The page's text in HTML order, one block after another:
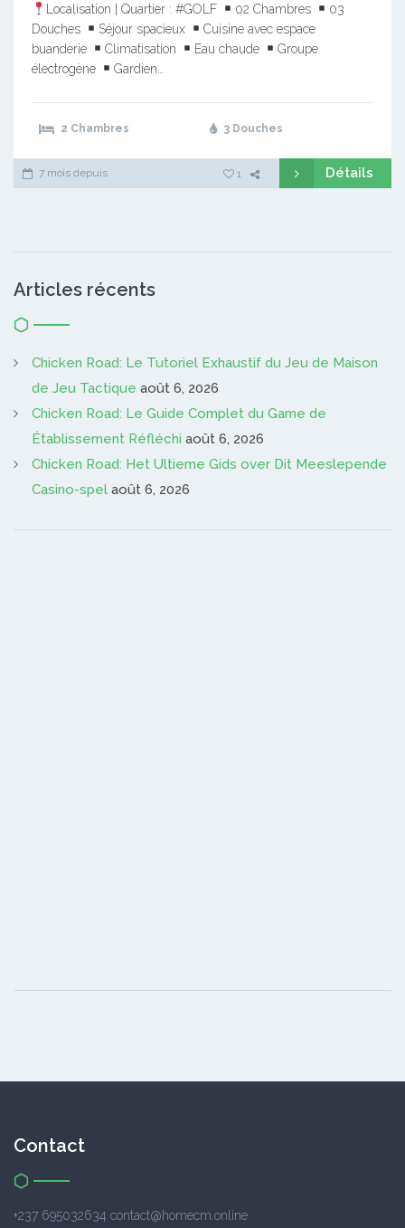
Localisation | Quartier : #GOLF
02 Chambres
03
Douches
Séjour spacieux
Cuisine avec espace
buanderie
Climatisation Eau chaude
Groupe
électrogène
Gardien…
2 Chambres 3 Douches
7 mois depuis 1 Détails
Articles récents
Chicken Road: Le Tutoriel Exhaustif du Jeu de Maison
de Jeu Tactique août 6, 2026
Chicken Road: Le Guide Complet du Game de
Établissement Réfléchi août 6, 2026
Chicken Road: Het Ultieme Gids over Dit Meeslepende
Casino-spel août 6, 2026
Contact
+237 695032634 contact@homecm.online